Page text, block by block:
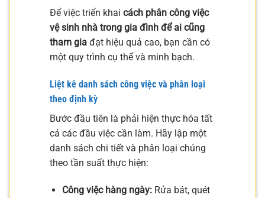
Để việc triển khai cách phân công việc
vệ sinh nhà trong gia đình để ai cũng
tham gia đạt hiệu quả cao, bạn cần có
một quy trình cụ thể và minh bạch.
Liệt kê danh sách công việc và phân loại
theo định kỳ
Bước đầu tiên là phải hiện thực hóa tất
cả các đầu việc cần làm. Hãy lập một
danh sách chi tiết và phân loại chúng
theo tần suất thực hiện:
Công việc hàng ngày:Rửa bát, quét